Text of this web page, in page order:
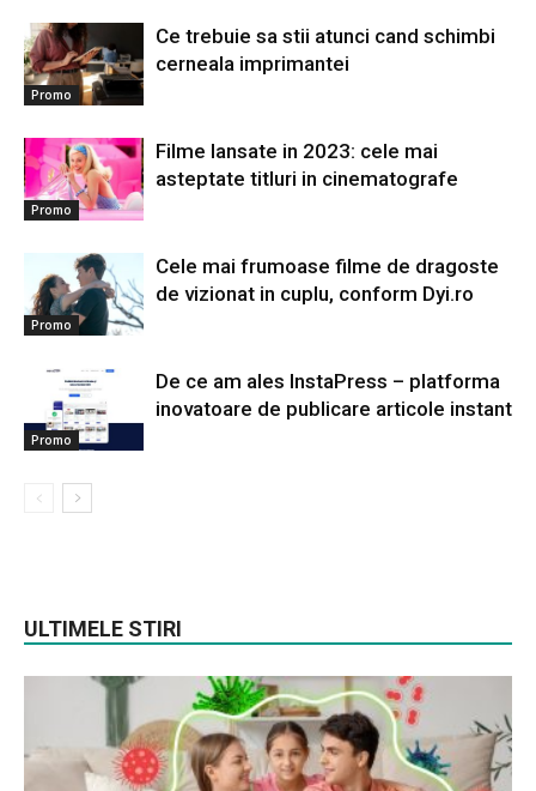
Promo
Ce trebuie sa stii atunci cand schimbi
cerneala imprimantei
Promo
Filme lansate in 2023: cele mai
asteptate titluri in cinematografe
Promo
Cele mai frumoase filme de dragoste
de vizionat in cuplu, conform Dyi.ro
Promo
De ce am ales InstaPress – platforma
inovatoare de publicare articole instant
ULTIMELE STIRI